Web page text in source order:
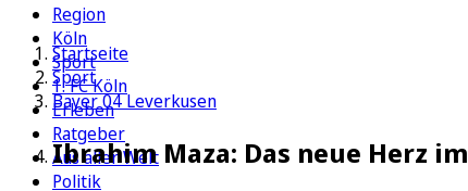
Region
Köln
Sport
1. FC Köln
Erleben
Ratgeber
Aus aller Welt
Politik
Startseite
Sport
Bayer 04 Leverkusen
Ibrahim Maza: Das neue Herz